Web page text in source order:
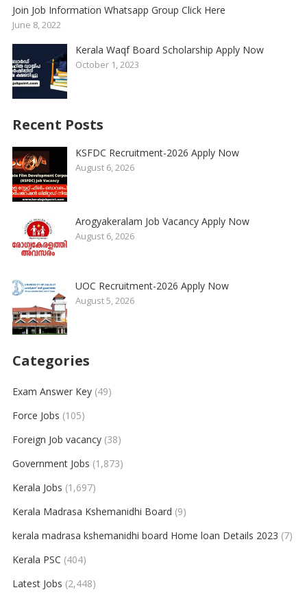
Join Job Information Whatsapp Group Click Here
June 8, 2022
Kerala Waqf Board Scholarship Apply Now
October 1, 2023
Recent Posts
KSFDC Recruitment-2026 Apply Now
August 6, 2026
Arogyakeralam Job Vacancy Apply Now
August 6, 2026
UOC Recruitment-2026 Apply Now
August 5, 2026
Categories
Exam Answer Key(49)
Force Jobs (105)
Foreign Job vacancy(38)
Government Jobs (1,873)
Kerala Jobs (1,697)
Kerala Madrasa Kshemanidhi Board (9)
kerala madrasa kshemanidhi board Home loan Details 2023 (7)
Kerala PSC (404)
Latest Jobs (2,448)